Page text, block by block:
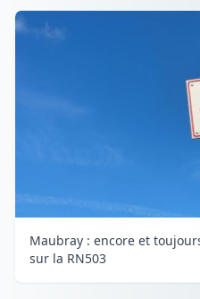
Maubray : encore et
sur la RN503